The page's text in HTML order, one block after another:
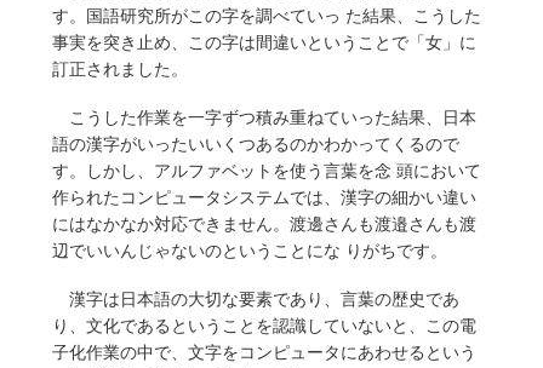
す。国語研究所がこの字を調べていっ た結果、こうした
事実を突き止め、この字は間違いということで「女」に
訂正されました。
こうした作業を一字ずつ積み重ねていった結果、日本
語の漢字がいったいいくつあるのかわかってくるので
す。しかし、アルファベットを使う言葉を念 頭において
作られたコンピュータシステムでは、漢字の細かい違い
にはなかなか対応できません。渡邊さんも渡邉さんも渡
辺でいいんじゃないのということにな りがちです。
漢字は日本語の大切な要素であり、言葉の歴史であ
り、文化であるということを認識していないと、この電
子化作業の中で、文字をコンピュータにあわせるという